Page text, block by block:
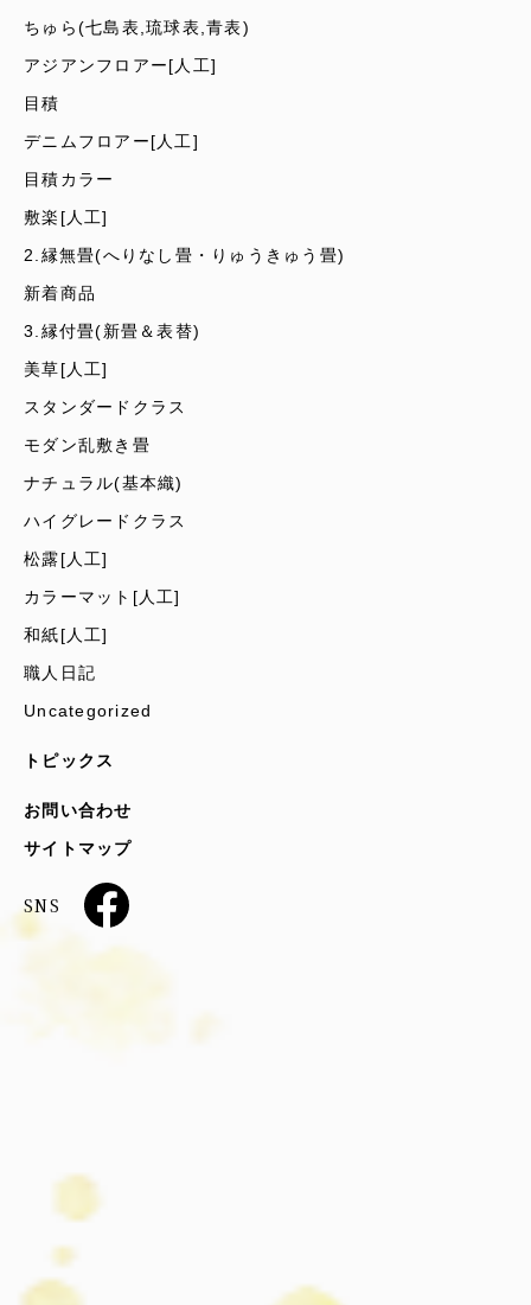
ちゅら(七島表,琉球表,青表)
アジアンフロアー[人工]
目積
デニムフロアー[人工]
目積カラー
敷楽[人工]
2.縁無畳(へりなし畳・りゅうきゅう畳)
新着商品
3.縁付畳(新畳＆表替)
美草[人工]
スタンダードクラス
モダン乱敷き畳
ナチュラル(基本織)
ハイグレードクラス
松露[人工]
カラーマット[人工]
和紙[人工]
職人日記
Uncategorized
トピックス
お問い合わせ
サイトマップ
SNS